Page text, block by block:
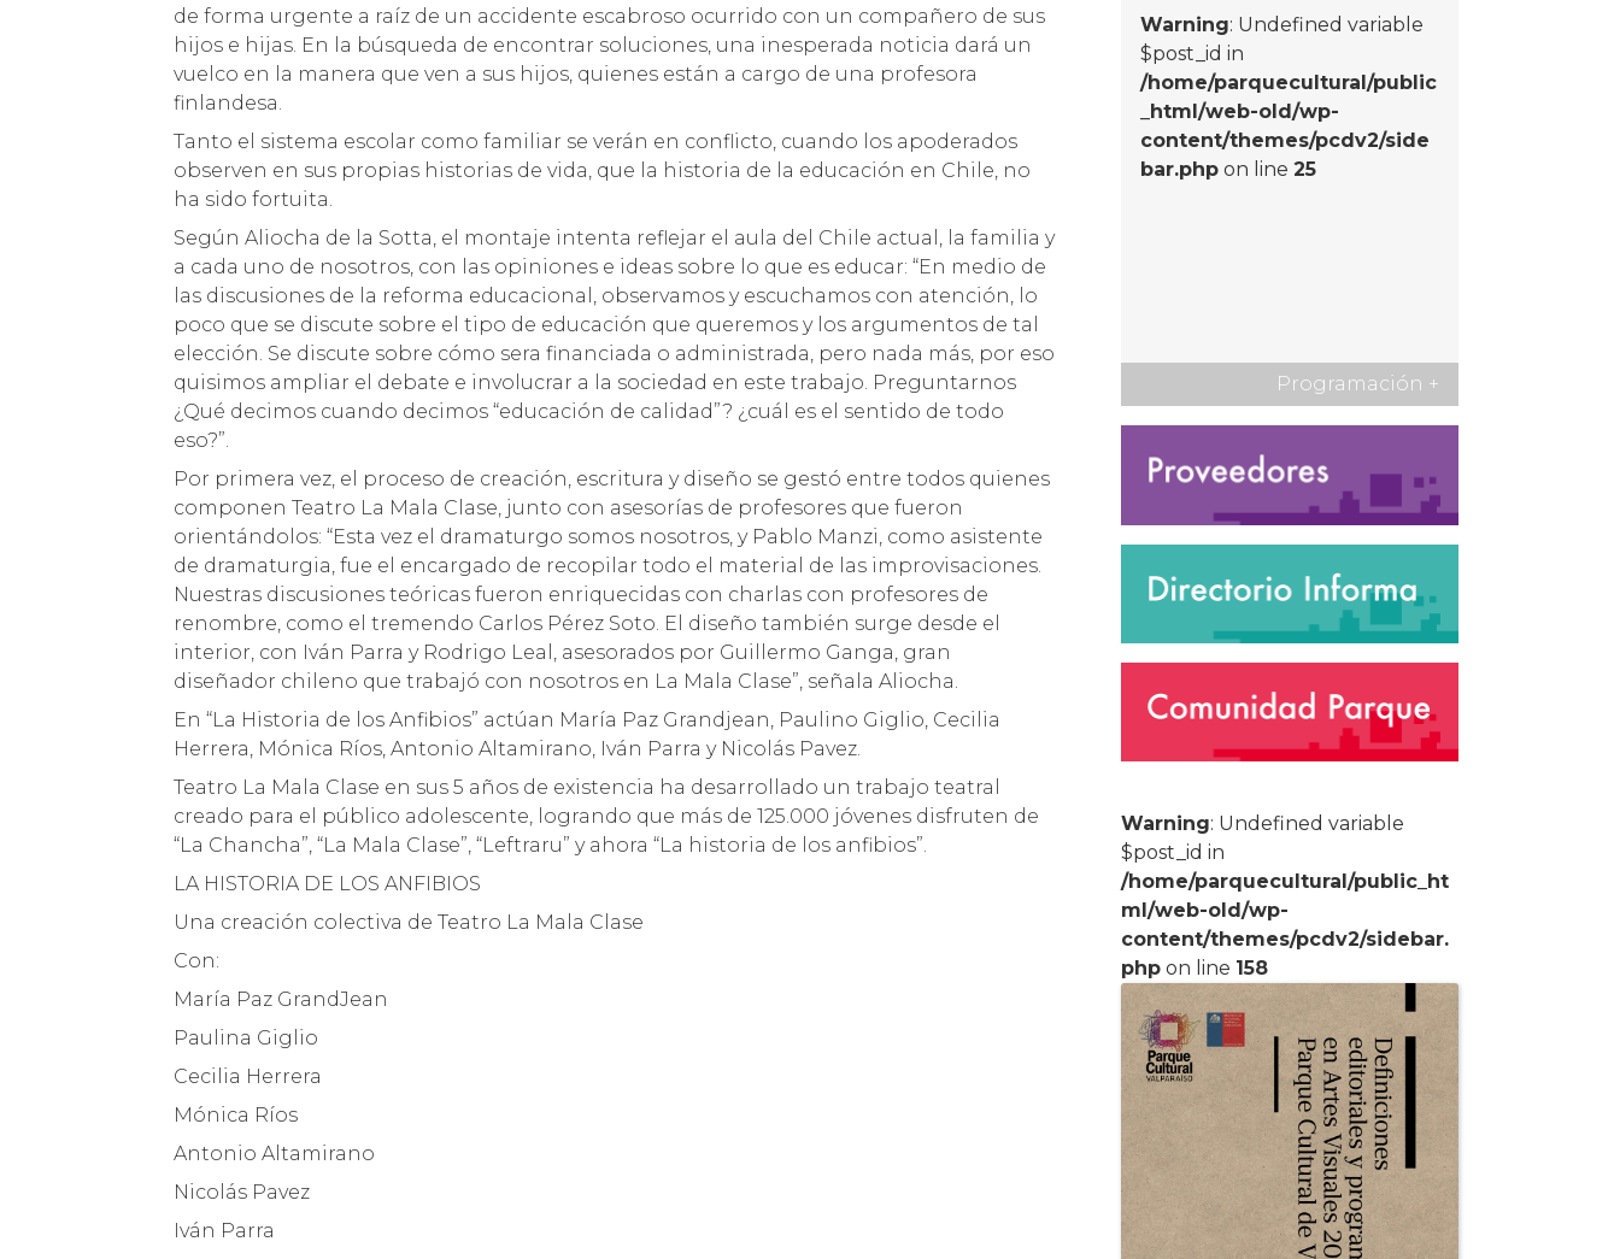
de forma urgente a raíz de un accidente escabroso ocurrido con un compañero de sus
hijos e hijas. En la búsqueda de encontrar soluciones, una inesperada noticia dará un
vuelco en la manera que ven a sus hijos, quienes están a cargo de una profesora
finlandesa.
Tanto el sistema escolar como familiar se verán en conflicto, cuando los apoderados
observen en sus propias historias de vida, que la historia de la educación en Chile, no
ha sido fortuita.
Según Aliocha de la Sotta, el montaje intenta reflejar el aula del Chile actual, la familia y
a cada uno de nosotros, con las opiniones e ideas sobre lo que es educar: “En medio de
las discusiones de la reforma educacional, observamos y escuchamos con atención, lo
poco que se discute sobre el tipo de educación que queremos y los argumentos de tal
elección. Se discute sobre cómo sera financiada o administrada, pero nada más, por eso
quisimos ampliar el debate e involucrar a la sociedad en este trabajo. Preguntarnos
¿Qué decimos cuando decimos “educación de calidad”? ¿cuál es el sentido de todo
eso?”.
Por primera vez, el proceso de creación, escritura y diseño se gestó entre todos quienes
componen Teatro La Mala Clase, junto con asesorías de profesores que fueron
orientándolos: “Esta vez el dramaturgo somos nosotros, y Pablo Manzi, como asistente
de dramaturgia, fue el encargado de recopilar todo el material de las improvisaciones.
Nuestras discusiones teóricas fueron enriquecidas con charlas con profesores de
renombre, como el tremendo Carlos Pérez Soto. El diseño también surge desde el
interior, con Iván Parra y Rodrigo Leal, asesorados por Guillermo Ganga, gran
diseñador chileno que trabajó con nosotros en La Mala Clase”, señala Aliocha.
En “La Historia de los Anfibios” actúan María Paz Grandjean, Paulino Giglio, Cecilia
Herrera, Mónica Ríos, Antonio Altamirano, Iván Parra y Nicolás Pavez.
Teatro La Mala Clase en sus 5 años de existencia ha desarrollado un trabajo teatral
creado para el público adolescente, logrando que más de 125.000 jóvenes disfruten de
“La Chancha”, “La Mala Clase”, “Leftraru” y ahora “La historia de los anfibios”.
LA HISTORIA DE LOS ANFIBIOS
Una creación colectiva de Teatro La Mala Clase
Con:
María Paz GrandJean
Paulina Giglio
Cecilia Herrera
Mónica Ríos
Antonio Altamirano
Nicolás Pavez
Iván Parra
Warning: Undefined variable
$post_id in
/home/parquecultural/public
_html/web-old/wp-
content/themes/pcdv2/side
bar.php on line25
Programación +
Warning: Undefined variable
$post_id in
/home/parquecultural/public_ht
ml/web-old/wp-
content/themes/pcdv2/sidebar.
php on line 158